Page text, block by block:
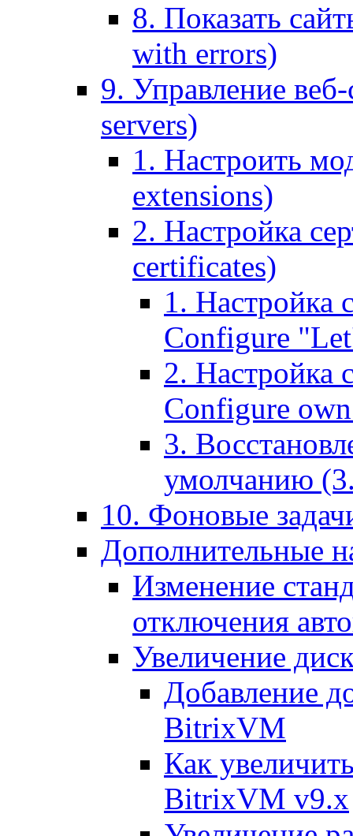
8. Показать
with errors)
9. Управление
servers)
1. Настроить
extensions)
2. Настройка
certificates)
1. Настройка
Configure
2. Настройка
Configure
3.
умолчанию
10. Фоновые
Дополнительные
Изменение
отключения
Увеличение
Добавление
BitrixVM
Как
BitrixVM v9.x